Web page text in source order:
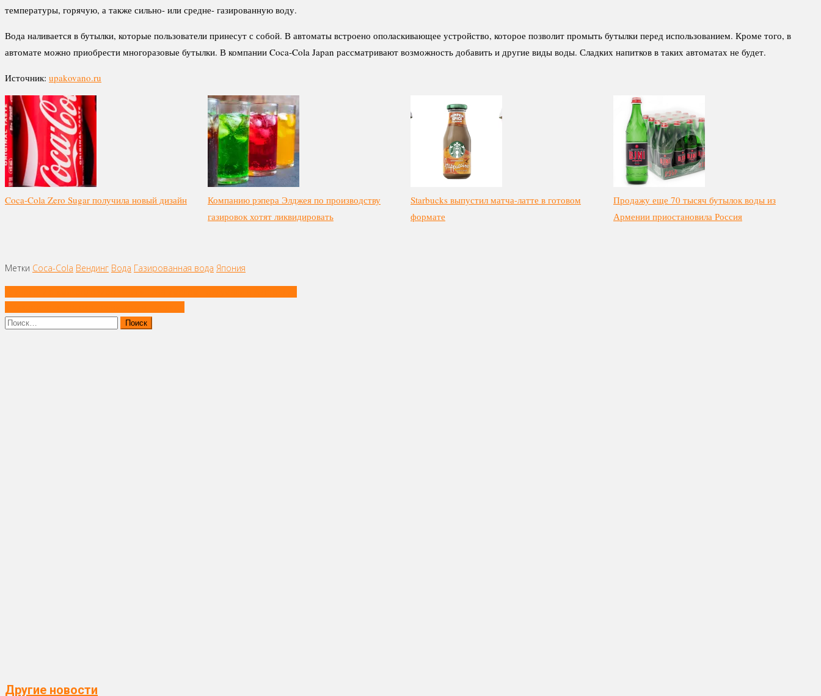
температуры, горячую, а также сильно- или средне- газированную воду.
Вода наливается в бутылки, которые пользователи принесут с собой. В автоматы встроено ополаскивающее устройство, которое позволит промыть бутылки перед использованием. Кроме того, в
автомате можно приобрести многоразовые бутылки. В компании Coca-Cola Japan рассматривают возможность добавить и другие виды воды. Сладких напитков в таких автоматах не будет.
Источник: upakovano.ru
Coca-Cola Zero Sugar получила новый дизайн
Компанию рэпера Элджея по производству
газировок хотят ликвидировать
Starbucks выпустил матча-латте в готовом
формате
Продажу еще 70 тысяч бутылок воды из
Армении приостановила Россия
Метки Coca-Cola Вендинг Вода Газированная вода Япония
записям
Найти:
Другие новости